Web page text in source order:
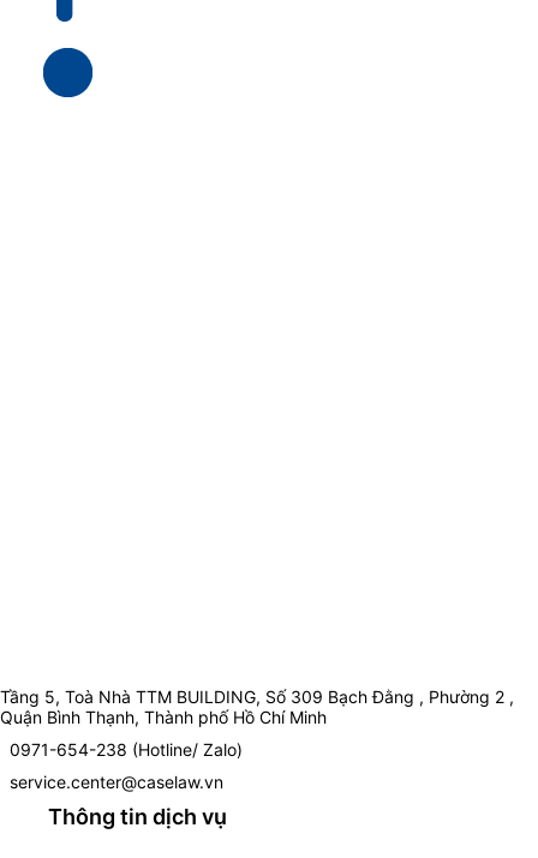
Tầng 5, Toà Nhà TTM BUILDING, Số 309 Bạch Đằng , Phường 2 ,
Quận Bình Thạnh, Thành phố Hồ Chí Minh
0971-654-238 (Hotline/ Zalo)
service.center@caselaw.vn
Thông tin dịch vụ